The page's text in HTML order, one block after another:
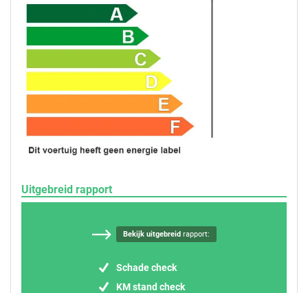
Uitgebreid rapport
Bekijk uitgebreidrapport:
Schade check
KM stand check